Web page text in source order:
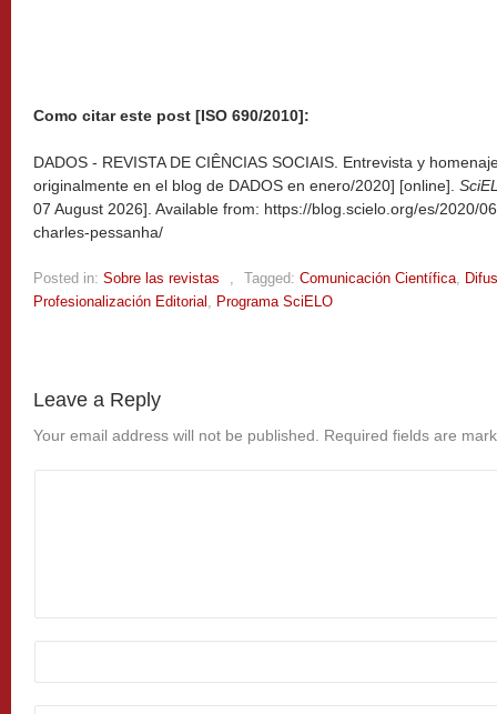
Como citar este post [ISO 690/2010]:
DADOS - REVISTA DE CIÊNCIAS SOCIAIS. Entrevista y
originalmente en el blog de DADOS en enero/2020] [online].
07 August 2026]. Available from: https://blog.scielo.org/es/2020/
charles-pessanha/
Posted in: Sobre las revistas Tagged: Comunicación Científica
Profesionalización Editorial
Programa SciELO
Leave a Reply
Your email address will not be published. Required fields are